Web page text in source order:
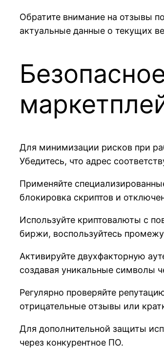
Обратите внимание на отзывы
актуальные данные о текущих
Для минимизации рисков при
Убедитесь, что адрес
Применяйте
блокировка скриптов и
Используйте криптовалюты с
биржи, воспользуйтесь
Активируйте двухфакторную
создавая уникальные символы
Регулярно проверяйте
отрицательные отзывы или
Для дополнительной защиты
через конкурентное ПО.